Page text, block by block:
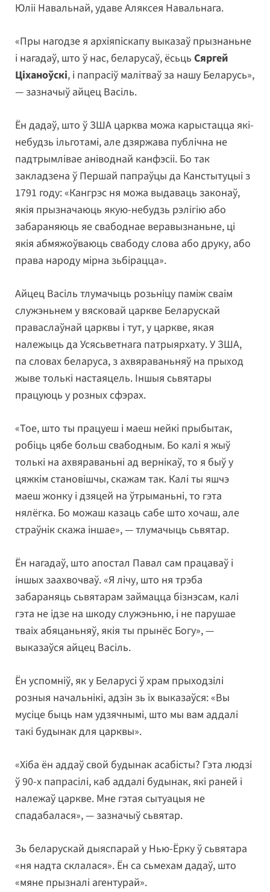
Юліі Навальнай, удаве Аляксея Навальнага.
«Пры нагодзе я архіяпіскапу выказаў прызнаньне
і нагадаў, што ў нас, беларусаў, ёсьць Сяргей
Ціханоўскі, і папрасіў малітваў за нашу Беларусь»,
— зазначыў айцец Васіль.
Ён дадаў, што ў ЗША царква можа карыстацца які-
небудзь ільготамі, але дзяржава публічна не
падтрымлівае аніводнай канфэсіі. Бо так
закладзена ў Першай папраўцы да Канстытуцыі з
1791 году: «Кангрэс ня можа выдаваць законаў,
якія прызначаюць якую-небудзь рэлігію або
забараняюць яе свабоднае веравызнаньне, ці
якія абмяжоўваюць свабоду слова або друку, або
права народу мірна зьбірацца».
Айцец Васіль тлумачыць розьніцу паміж сваім
служэньнем у вясковай царкве Беларускай
праваслаўнай царквы і тут, у царкве, якая
належыць да Усясьветнага патрыярхату. У ЗША,
па словах беларуса, з ахвяраваньняў на прыход
жыве толькі настаяцель. Іншыя сьвятары
працуюць у розных сфэрах.
«Тое, што ты працуеш і маеш нейкі прыбытак,
робіць цябе больш свабодным. Бо калі я жыў
толькі на ахвяраваньні ад вернікаў, то я быў у
цяжкім становішчы, скажам так. Калі ты яшчэ
маеш жонку і дзяцей на ўтрыманьні, то гэта
нялёгка. Бо можаш казаць сабе што хочаш, але
страўнік скажа іншае», — тлумачыць сьвятар.
Ён нагадаў, што апостал Павал сам працаваў і
іншых заахвочваў. «Я лічу, што ня трэба
забараняць сьвятарам займацца бізнэсам, калі
гэта не ідзе на шкоду служэньню, і не парушае
тваіх абяцаньняў, якія ты прынёс Богу», —
выказаўся айцец Васіль.
Ён успомніў, як у Беларусі ў храм прыходзілі
розныя начальнікі, адзін зь іх выказаўся: «Вы
мусіце быць нам удзячнымі, што мы вам аддалі
такі будынак для царквы».
«Хіба ён аддаў свой будынак асабісты? Гэта людзі
ў 90-х папрасілі, каб аддалі будынак, які раней і
належаў царкве. Мне гэтая сытуацыя не
спадабалася», — зазначыў сьвятар.
Зь беларускай дыяспарай у Нью-Ёрку ў сьвятара
«ня надта склалася». Ён са сьмехам дадаў, што
«мяне прызналі агентурай».